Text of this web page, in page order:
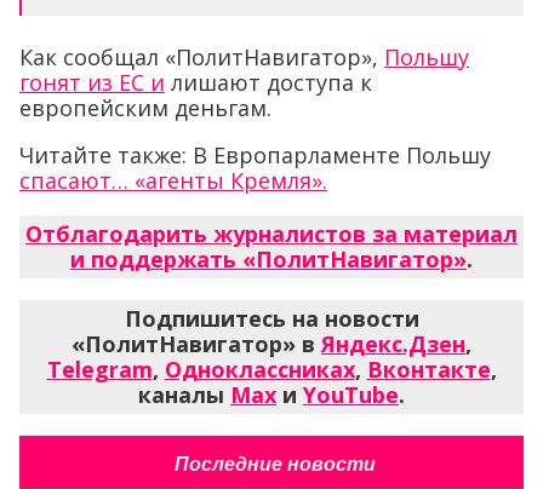
Как сообщал «ПолитНавигатор», Польшу
гонят из ЕС и лишают доступа к
европейским деньгам.
Читайте также: В Европарламенте Польшу
спасают… «агенты Кремля».
Отблагодарить журналистов за материал
и поддержать «ПолитНавигатор».
Подпишитесь на новости
«ПолитНавигатор» вЯндекс.Дзен,
Telegram, Одноклассниках, Вконтакте,
каналы Max и YouTube.
Последние новости